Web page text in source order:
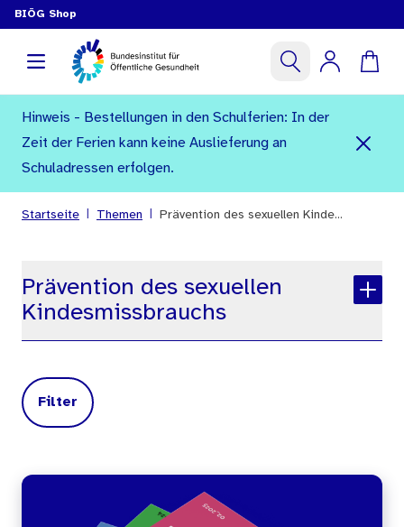
BIÖG Shop
Hinweis - Bestellungen in den Schulferien: In der
Zeit der Ferien kann keine Auslieferung an
Schuladressen erfolgen.
Startseite Themen Prävention des sexuellen Kinde...
Prävention des sexuellen
Kindesmissbrauchs
Filter